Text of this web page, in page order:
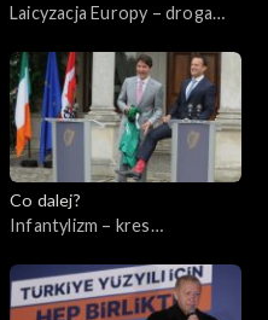
Laicyzacja Europy – droga
Co dalej?
Infantylizm – kres
obywatelskiego, 18.05.2023